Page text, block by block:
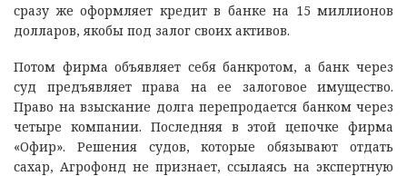
сразу же оформляет кредит в банке на 15 миллионов
долларов, якобы под залог своих активов.
Потом фирма объявляет себя банкротом, а банк через
суд предъявляет права на ее залоговое имущество.
Право на взыскание долга перепродается банком через
четыре компании. Последняя в этой цепочке фирма
«Офир». Решения судов, которые обязывают отдать
сахар, Агрофонд не признает, ссылаясь на экспертную